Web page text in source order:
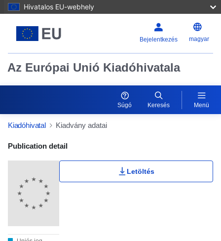
Hivatalos EU-webhely
Bejelentkezés magyar
Az Európai Unió Kiadóhivatala
Súgó Keresés Menü
Kiadóhivatal Kiadvány adatai
Publication Detail Actions Portlet
Publication detail
Letöltés